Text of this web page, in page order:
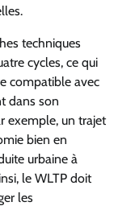
techniques
cycles, ce qui
compatible avec
dans son
exemple, un trajet
bien en
urbaine à
le WLTP doit
les